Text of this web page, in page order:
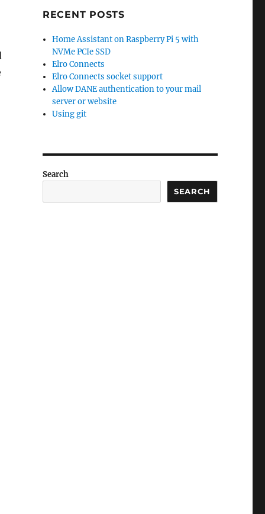
RECENT POSTS
Home Assistant on Raspberry Pi 5 with
NVMe PCIe SSD
Elro Connects
Elro Connects socket support
Allow DANE authentication to your mail
server or website
Using git
Search
SEARCH